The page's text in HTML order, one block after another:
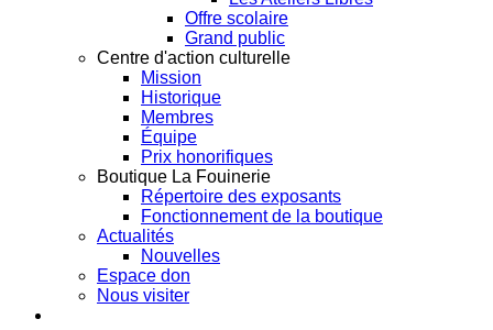
Offre scolaire
Grand public
Centre d'action culturelle
Mission
Historique
Membres
Équipe
Prix honorifiques
Boutique La Fouinerie
Répertoire des exposants
Fonctionnement de la boutique
Actualités
Nouvelles
Espace don
Nous visiter